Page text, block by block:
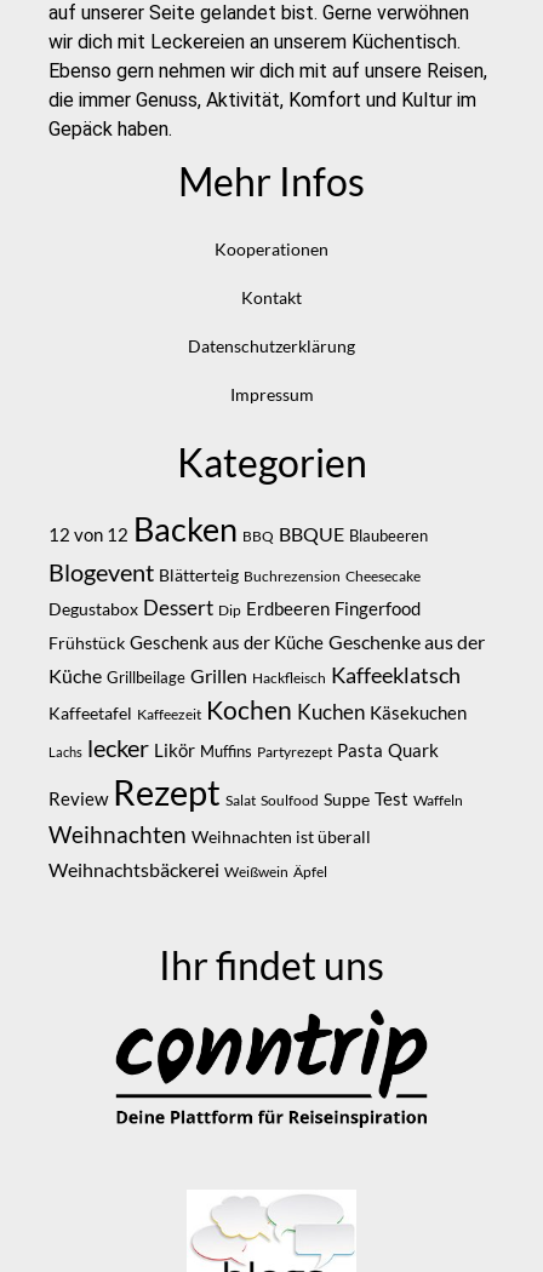
auf unserer Seite gelandet bist. Gerne verwöhnen
wir dich mit Leckereien an unserem Küchentisch.
Ebenso gern nehmen wir dich mit auf unsere Reisen,
die immer Genuss, Aktivität, Komfort und Kultur im
Gepäck haben.
Mehr Infos
Kooperationen
Kontakt
Datenschutzerklärung
Impressum
Kategorien
12 von 12 Backen BBQ BBQUE Blaubeeren
Blogevent Blätterteig Buchrezension Cheesecake
Degustabox Dessert Dip Erdbeeren Fingerfood
Frühstück Geschenk aus der Küche Geschenke aus der
Küche Grillbeilage Grillen Hackfleisch Kaffeeklatsch
Kaffeetafel Kaffeezeit Kochen Kuchen Käsekuchen
Lachs lecker Likör Muffins Partyrezept Pasta Quark
Review Rezept Salat Soulfood Suppe Test Waffeln
Weihnachten Weihnachten ist überall
Weihnachtsbäckerei Weißwein Äpfel
Ihr findet uns